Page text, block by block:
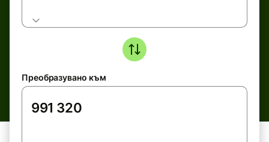
Преобразувано към